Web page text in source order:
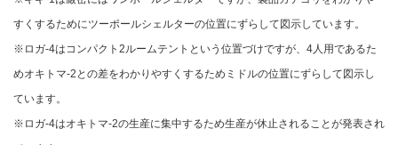
すくするためにツーポールシェルターの位置にずらして図示しています。
※ロガ-4はコンパクト2ルームテントという位置づけですが、4人用であるた
めオキトマ-2との差をわかりやすくするためミドルの位置にずらして図示し
ています。
※ロガ-4はオキトマ-2の生産に集中するため生産が休止されることが発表され